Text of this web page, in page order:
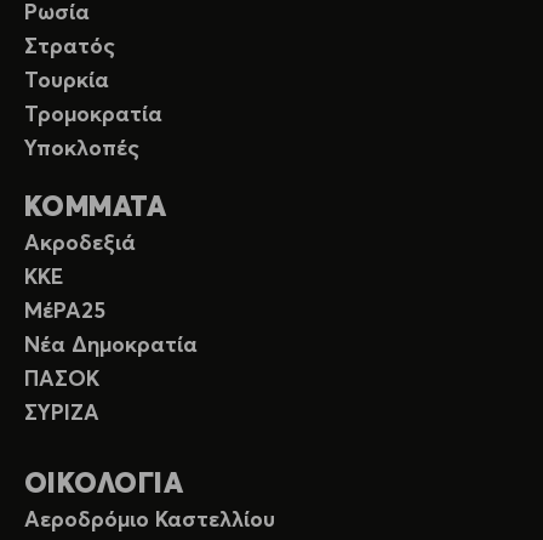
Ρωσία
Στρατός
Τουρκία
Τρομοκρατία
Υποκλοπές
ΚΟΜΜΑΤΑ
Ακροδεξιά
ΚΚΕ
ΜέΡΑ25
Νέα Δημοκρατία
ΠΑΣΟΚ
ΣΥΡΙΖΑ
ΟΙΚΟΛΟΓΙΑ
Αεροδρόμιο Καστελλίου